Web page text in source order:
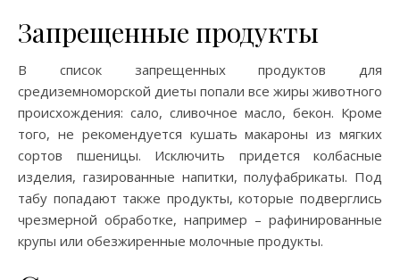
Запрещенные продукты
В список запрещенных продуктов для
средиземноморской диеты попали все жиры животного
происхождения: сало, сливочное масло, бекон. Кроме
того, не рекомендуется кушать макароны из мягких
сортов пшеницы. Исключить придется колбасные
изделия, газированные напитки, полуфабрикаты. Под
табу попадают также продукты, которые подверглись
чрезмерной обработке, например – рафинированные
крупы или обезжиренные молочные продукты.